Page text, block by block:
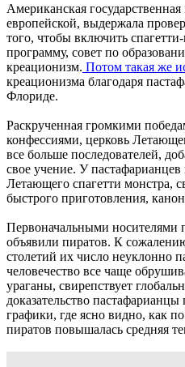
Американская
европейской, выдержала
того, чтобы включить
программу, совет по
креационизм. Потом такая же
креационизма благодаря
Флориде.
Раскрученная громкими
конфессиями, церковь
все больше последователей,
свое учение. У
Летающего спагетти монстра,
быстрого приготовления,
Первоначальными носителями
объявили пиратов. К
столетий их число неуклонно
человечество все чаще
ураганы, свирепствует
доказательство
графики, где ясно видно, как
пиратов повышалась средняя